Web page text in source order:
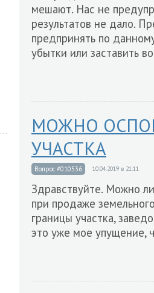
мешают. Нас не
результатов не дало.
предпринять по
убытки или заставить
МОЖНО
УЧАСТКА
Вопрос #010536 10.04.2019 в 21:11
Здравствуйте. Можно
при продаже
границы участка,
это уже мое упущение,